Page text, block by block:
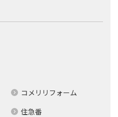
コメリリフォーム
住急番